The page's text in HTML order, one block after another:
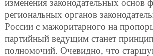
изменения законодательных основ
региональных органов
России с мажоритарного на
партийный ведущим станет
полномочий. Очевидно, что